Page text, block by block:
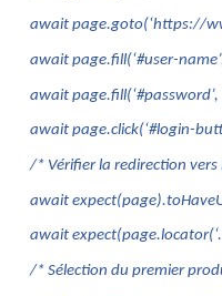
await page.goto(‘https://
await page.fill(‘#user-
await page.fill(‘#password’,
await page.click(‘#login-
/* Vérifier la redirection vers
await
await
/* Sélection du premier